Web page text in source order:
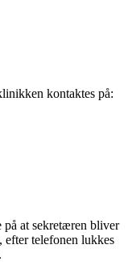
kontaktes på:
på at sekretæren bliver
telefonen lukkes